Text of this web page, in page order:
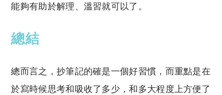
能夠有助於解理、溫習就可以了。
總結
總而言之，抄筆記的確是一個好習慣，而重點是在
於寫時候思考和吸收了多少，和多大程度上方便了